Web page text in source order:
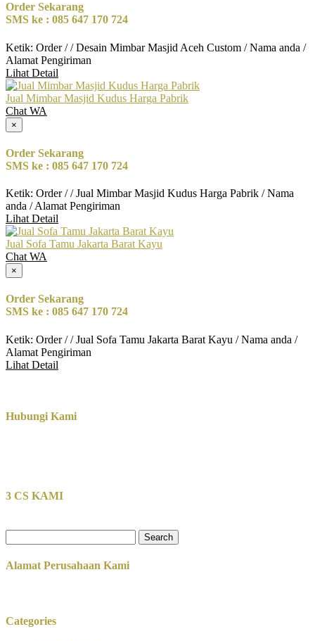
Order Sekarang
SMS ke : 085 647 170 724
Ketik: Order / / Desain Mimbar Masjid Aceh Custom / Nama anda /
Alamat Pengiriman
Lihat Detail
Jual Mimbar Masjid Kudus Harga Pabrik
Chat WA
×
Order Sekarang
SMS ke : 085 647 170 724
Ketik: Order / / Jual Mimbar Masjid Kudus Harga Pabrik / Nama
anda / Alamat Pengiriman
Lihat Detail
Jual Sofa Tamu Jakarta Barat Kayu
Chat WA
×
Order Sekarang
SMS ke : 085 647 170 724
Ketik: Order / / Jual Sofa Tamu Jakarta Barat Kayu / Nama anda /
Alamat Pengiriman
Lihat Detail
Hubungi Kami
3 CS KAMI
for:
Alamat Perusahaan Kami
Categories